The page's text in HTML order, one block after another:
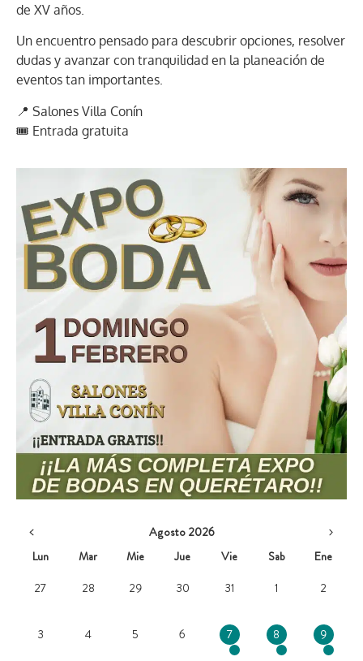
de XV años.
Un encuentro pensado para descubrir opciones, resolver
dudas y avanzar con tranquilidad en la planeación de
eventos tan importantes.
📍 Salones Villa Conín
🎟️ Entrada gratuita
Agosto 2026
Lun
Mar Mie Jue Vie Sab
Ene
27
28 29 30 31 1 2
3 4 5 6 7 8 9